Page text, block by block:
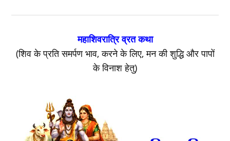
महाशिवरात्रि व्रत कथा
(शिव के प्रति समर्पण भाव, करने के लिए, मन की शुद्धि और पापों
के विनाश हेतु)